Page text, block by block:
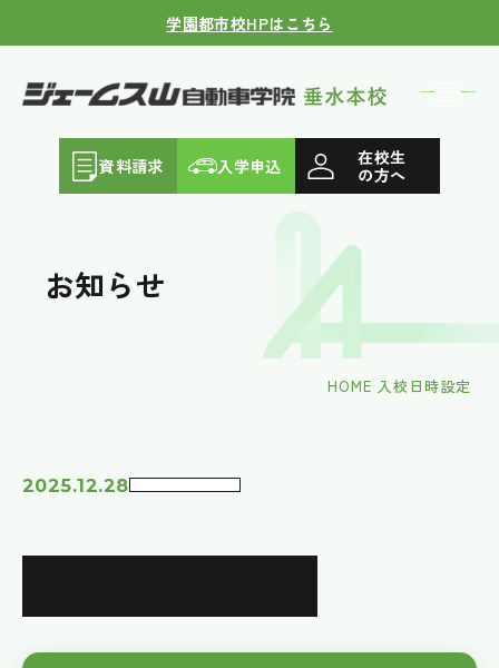
学園都市校HPはこちら
資料請求 入学申込
在校生
の方へ
お知らせ
HOME 入校日時設定
2025.12.28